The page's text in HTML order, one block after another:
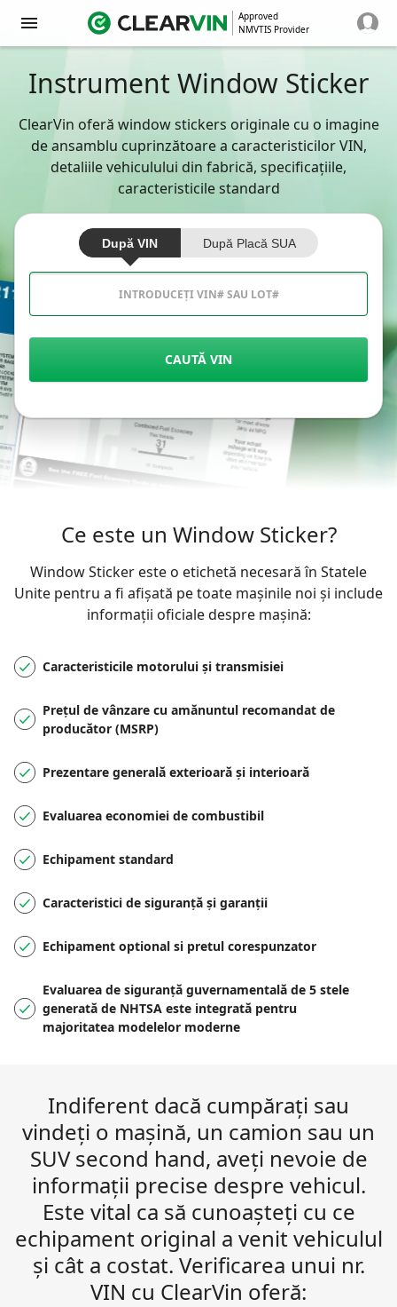
Approved
NMVTIS Provider
Instrument Window Sticker
ClearVin oferă window stickers originale cu o imagine
de ansamblu cuprinzătoare a caracteristicilor VIN,
detaliile vehiculului din fabrică, specificațiile,
caracteristicile standard
După VIN După Placă SUA
CAUTĂ VIN
Ce este un Window Sticker?
Window Sticker este o etichetă necesară în Statele
Unite pentru a fi afișată pe toate mașinile noi și include
informații oficiale despre mașină:
Caracteristicile motorului și transmisiei
Prețul de vânzare cu amănuntul recomandat de
producător (MSRP)
Prezentare generală exterioară și interioară
Evaluarea economiei de combustibil
Echipament standard
Caracteristici de siguranță și garanții
Echipament optional si pretul corespunzator
Evaluarea de siguranță guvernamentală de 5 stele
generată de NHTSA este integrată pentru
majoritatea modelelor moderne
Indiferent dacă cumpărați sau
vindeți o mașină, un camion sau un
SUV second hand, aveți nevoie de
informații precise despre vehicul.
Este vital ca să cunoașteți cu ce
echipament original a venit vehiculul
și cât a costat. Verificarea unui nr.
VIN cu ClearVin oferă: